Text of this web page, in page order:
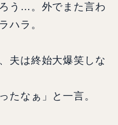
う…。外でまた言わ
ハラ。
夫は終始大爆笑しな
たなぁ」と一言。